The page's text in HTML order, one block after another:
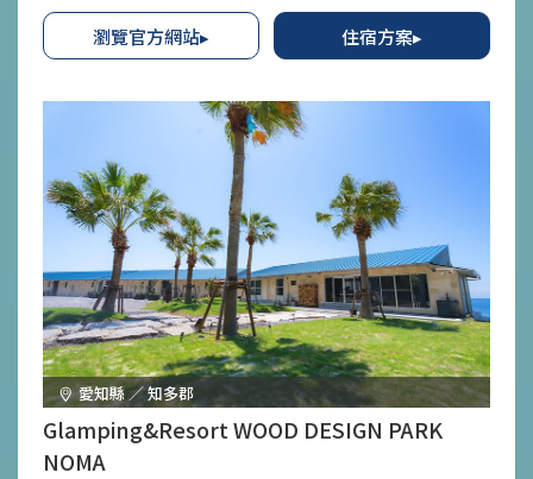
瀏覽官方網站▸ 住宿方案▸
愛知縣 ／ 知多郡
Glamping&Resort WOOD DESIGN PARK
NOMA